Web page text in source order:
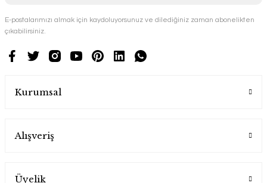
E-postalarımızı almak için kaydoluyorsunuz ve dilediğiniz zaman abonelikten
çıkabilirsiniz.
Kurumsal
Alışveriş
Üyelik